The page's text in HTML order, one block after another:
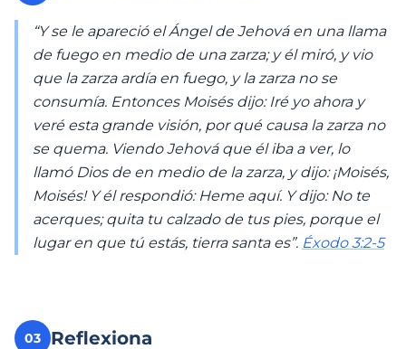
“Y se le apareció el Ángel de Jehová en una llama
de fuego en medio de una zarza; y él miró, y vio
que la zarza ardía en fuego, y la zarza no se
consumía. Entonces Moisés dijo: Iré yo ahora y
veré esta grande visión, por qué causa la zarza no
se quema. Viendo Jehová que él iba a ver, lo
llamó Dios de en medio de la zarza, y dijo: ¡Moisés,
Moisés! Y él respondió: Heme aquí. Y dijo: No te
acerques; quita tu calzado de tus pies, porque el
lugar en que tú estás, tierra santa es”. Éxodo 3:2-5
03 Reflexiona